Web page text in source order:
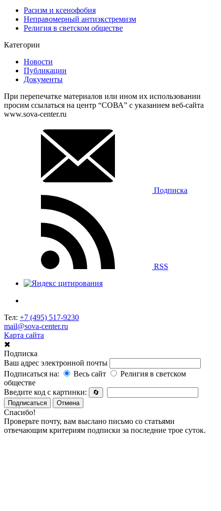
Расизм и ксенофобия
Неправомерный антиэкстремизм
Религия в светском обществе
Категории
Новости
Публикации
Документы
При перепечатке материалов или ином их использовании
просим ссылаться на центр “СОВА” с указанием веб-сайта
www.sova-center.ru
Подписка
RSS
Тел: +7 (495) 517-9230
mail@sova-center.ru
Карта сайта
✖
Подписка
Ваш адрес электронной почты
Подписаться на:
Весь сайт
Религия в светском
обществе
Введите код с картинки:
🔄
Подписаться
Отмена
Спасибо!
Проверьте почту, вам выслано письмо со статьями
отвечающим критериям подписки за последние трое суток.